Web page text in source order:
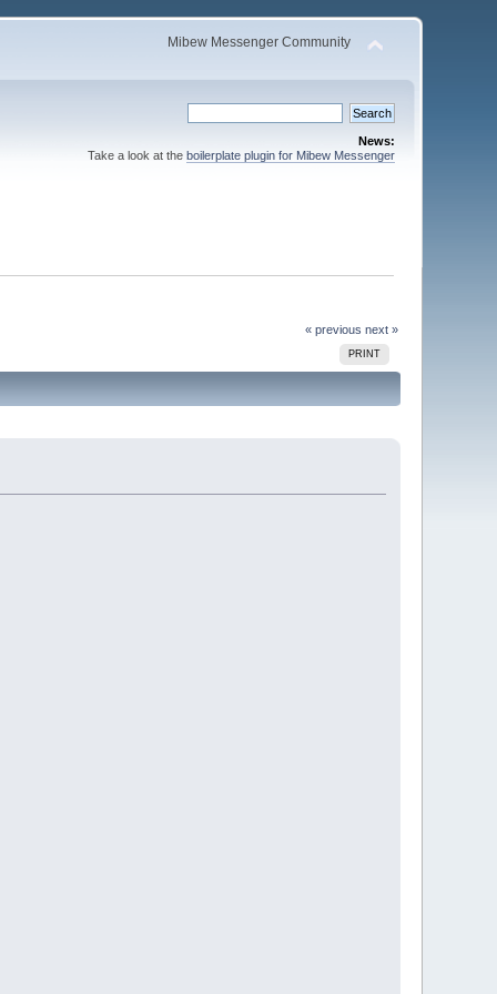
Mibew Messenger Community
News:
Take a look at the boilerplate plugin for Mibew Messenger
« previous next »
PRINT